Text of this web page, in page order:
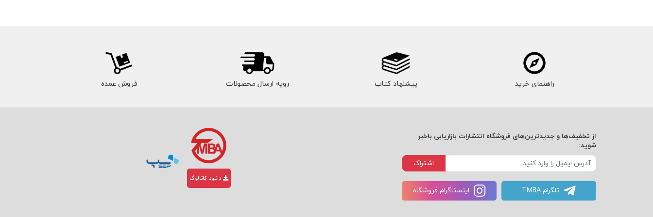
راهنمای خرید پیشنهاد کتاب رویه ارسال محصولات فروش عمده
از تخفیف‌ها و جدیدترین‌های فروشگاه انتشارات بازاریابی باخبر
شوید:
اشتراک
تلگرام TMBA اینستاگرام فروشگاه
دانلود کاتالوگ